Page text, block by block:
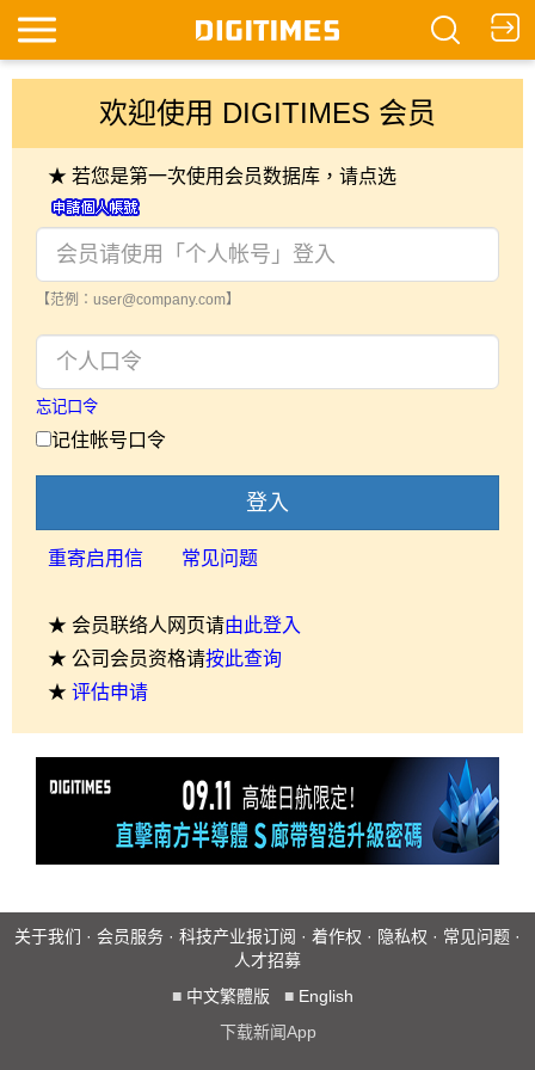
欢迎使用 DIGITIMES 会员
★ 若您是第一次使用会员数据库，请点选
【范例：user@company.com】
忘记口令
记住帐号口令
登入
重寄启用信 常见问题
★ 会员联络人网页请由此登入
★ 公司会员资格请按此查询
★ 评估申请
关于我们 · 会员服务 · 科技产业报订阅 · 着作权 · 隐私权 · 常见问题 ·
人才招募
■ 中文繁體版 ■ English
下载新闻App